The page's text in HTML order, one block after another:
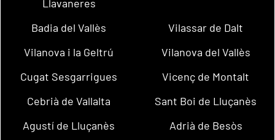
Llavaneres
Badia del Vallès
Vilassar de Dalt
Vilanova i la Geltrú
Vilanova del Vallès
Cugat Sesgarrigues
Vicenç de Montalt
Cebrià de Vallalta
Sant Boi de Lluçanès
Agustí de Lluçanès
Adrià de Besòs